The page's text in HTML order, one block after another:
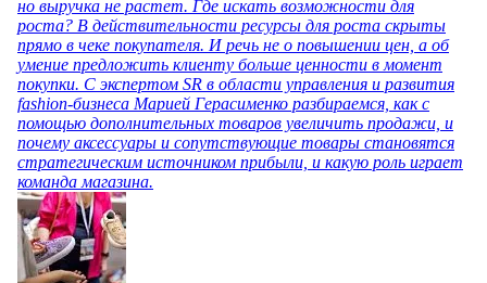
но выручка не растет. Где искать возможности для
роста? В действительности ресурсы для роста скрыты
прямо в чеке покупателя. И речь не о повышении цен, а об
умение предложить клиенту больше ценности в момент
покупки. С экспертом SR в области управления и развития
fashion-бизнеса Марией Герасименко разбираемся, как с
помощью дополнительных товаров увеличить продажи, и
почему аксессуары и сопутствующие товары становятся
стратегическим источником прибыли, и какую роль играет
команда магазина.